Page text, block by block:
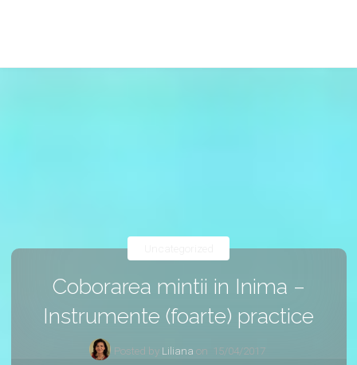
Coborarea mintii in Inima –
Instrumente (foarte) practice
Posted by Liliana on 15/04/2017